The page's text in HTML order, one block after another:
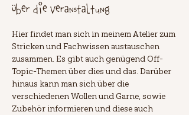
Über die Veranstaltung
Hier findet man sich in meinem Atelier zum
Stricken und Fachwissen austauschen
zusammen. Es gibt auch genügend Off-
Topic-Themen über dies und das. Darüber
hinaus kann man sich über die
verschiedenen Wollen und Garne, sowie
Zubehör informieren und diese auch